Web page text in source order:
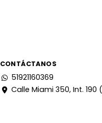
CONTÁCTANOS
51921160369
Calle Miami 350, Int. 190